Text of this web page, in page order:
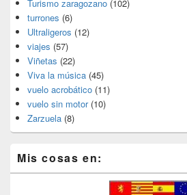
Turismo zaragozano (102)
turrones (6)
Ultraligeros (12)
viajes (57)
Viñetas (22)
Viva la música (45)
vuelo acrobático (11)
vuelo sin motor(10)
Zarzuela (8)
Mis cosas en: